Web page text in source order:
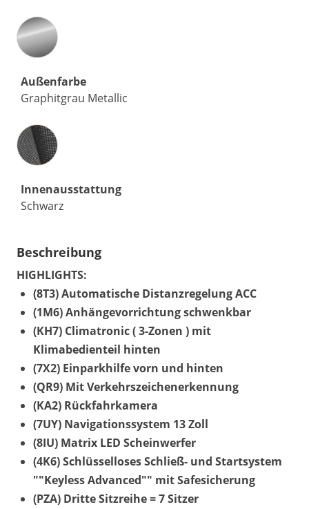
Außenfarbe
Graphitgrau Metallic
Innenausstattung
Innenausstattung
Schwarz
Beschreibung
HIGHLIGHTS:
(8T3) Automatische Distanzregelung ACC
(1M6) Anhängevorrichtung schwenkbar
(KH7) Climatronic ( 3-Zonen ) mit
Klimabedienteil hinten
(7X2) Einparkhilfe vorn und hinten
(QR9) Mit Verkehrszeichenerkennung
(KA2) Rückfahrkamera
(7UY) Navigationssystem 13 Zoll
(8IU) Matrix LED Scheinwerfer
(4K6) Schlüsselloses Schließ- und Startsystem
""Keyless Advanced"" mit Safesicherung
(PZA) Dritte Sitzreihe = 7 Sitzer